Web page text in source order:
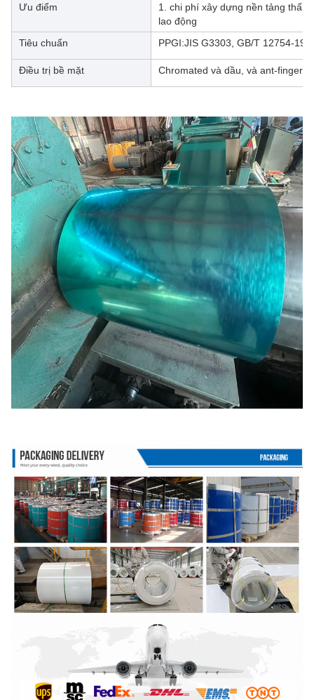
Ưu điểm
1. chi phí xây dựng nền tảng thấp
lao động
Tiêu chuẩn
PPGI:JIS G3303, GB/T 12754-
Điều trị bề mặt Chromated và dầu, và ant-finger